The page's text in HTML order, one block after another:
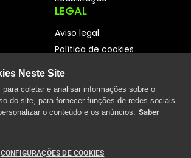
LEGAL
Aviso legal
Política de cookies
Resumos anuais
Política Eninter
Livro de reclamações
Neste Site
coletar e analisar informações sobre o
do site, para fornecer funções de redes sociais
o conteúdo e os anúncios. Saber
CONFIGURAÇÕES DE COOKIES